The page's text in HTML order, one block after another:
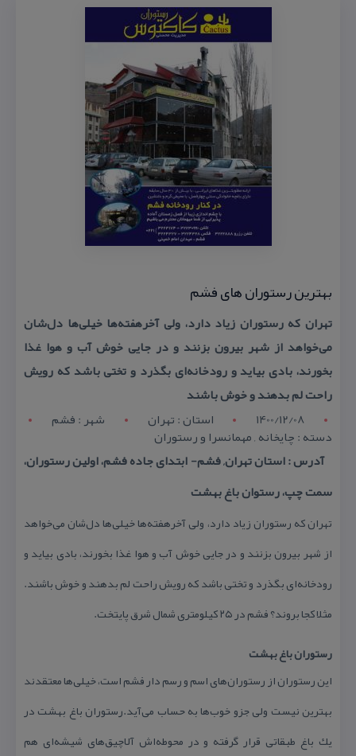
بهترین رستوران های فشم
تهران كه رستوران زیاد دارد، ولی آخرهفته‌ها خیلی‌ها دل‌شان
می‌خواهد از شهر بیرون بزنند و در جایی خوش آب و هوا غذا
بخورند، بادی بیاید و رودخانه‌ای بگذرد و تختی باشد كه رویش
راحت لم بدهند و خوش باشند
1400/12/08
استان : تهران شهر : فشم
دسته : چایخانه , مهمانسرا و رستوران
آدرس : استان تهران, فشم- ابتدای جاده فشم، اولین رستوران،
سمت چپ، رستوان باغ بهشت
تهران كه رستوران زیاد دارد، ولی آخرهفته‌ها خیلی‌ها دل‌شان می‌خواهد
از شهر بیرون بزنند و در جایی خوش آب و هوا غذا بخورند، بادی بیاید و
رودخانه‌ای بگذرد و تختی باشد كه رویش راحت لم بدهند و خوش باشند.
مثلا كجا بروند؟ فشم در ۲۵ كیلومتری شمال شرق پایتخت.
رستوران باغ بهشت
این رستوران از رستوران‌های اسم و رسم دار فشم است، خیلی‌ها معتقدند
بهترین نیست ولی جزو خوب‌ها به حساب می‌آید.رستوران باغ بهشت در
یك باغ طبقاتی قرار گرفته و در محوطه‌اش آلاچیق‌های شیشه‌ای هم